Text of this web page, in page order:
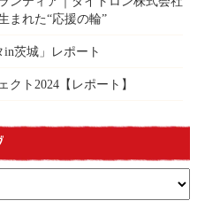
まれた“応援の輪”
in茨城」レポート
ト2024【レポート】